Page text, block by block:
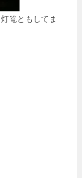
篭ともしてま